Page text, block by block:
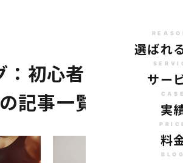
選ばれ
サー
実
料
：初心者向け
の記事一覧